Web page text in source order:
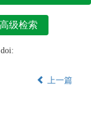
doi:
上一篇